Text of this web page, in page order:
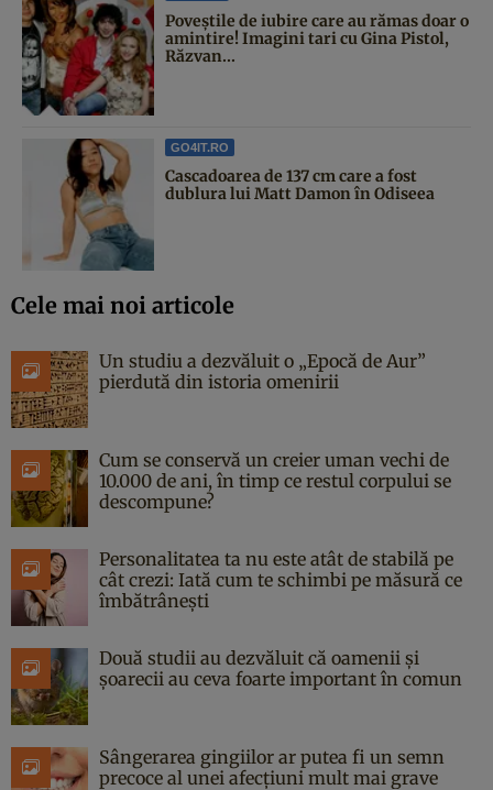
Poveştile de iubire care au rămas doar o
amintire! Imagini tari cu Gina Pistol,
Răzvan...
GO4IT.RO
Cascadoarea de 137 cm care a fost
dublura lui Matt Damon în Odiseea
Cele mai noi articole
Un studiu a dezvăluit o „Epocă de Aur”
pierdută din istoria omenirii
Cum se conservă un creier uman vechi de
10.000 de ani, în timp ce restul corpului se
descompune?
Personalitatea ta nu este atât de stabilă pe
cât crezi: Iată cum te schimbi pe măsură ce
îmbătrânești
Două studii au dezvăluit că oamenii și
șoarecii au ceva foarte important în comun
Sângerarea gingiilor ar putea fi un semn
precoce al unei afecțiuni mult mai grave